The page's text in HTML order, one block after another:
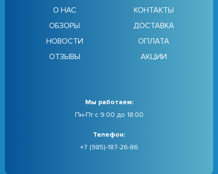
О НАС
ОБЗОРЫ
НОВОСТИ
ОТЗЫВЫ
КОНТАКТЫ
ДОСТАВКА
ОПЛАТА
АКЦИИ
Мы работаем:
Пн-Пт с 9:00 до 18:00
Телефон:
+7 (985)-187-26-86